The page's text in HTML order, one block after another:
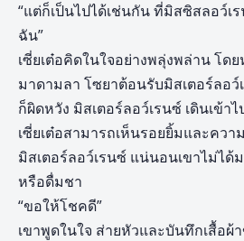
“แต่ก็เป็นไปได้เช่นกัน ที่มิสซิสลอว์เ
ฉัน”
เซี่ยเต๋อคิดในใจอย่างพลุ่งพล่าน โด
มาดามลา โซยาต้อนรับมิสเตอร์ลอ
ก็ผิดหวัง มิสเตอร์ลอว์เรนซ์ เดินเข้า
เซี่ยเต๋อสามารถเห็นรอยยิ้มและคว
มิสเตอร์ลอว์เรนซ์ แน่นอนเขาไม่ได้
หรือดื่มชา
“ขอให้โชคดี”
เขาพูดในใจ ส่ายหัวและบันทึกเสื้อผ้